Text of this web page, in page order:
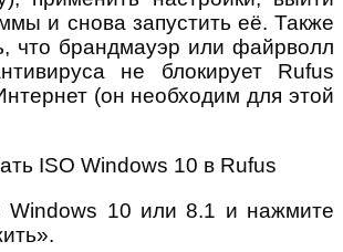
и снова запустить её. Также
что брандмауэр или файрволл
не блокирует Rufus
(он необходим для этой
Windows 10 или 8.1 и нажмите